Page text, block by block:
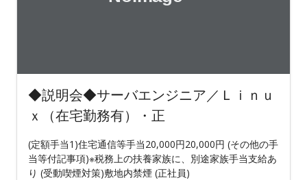
◆説明会◆サーバエンジニア／Ｌｉｎｕ
ｘ（在宅勤務有）・正
(定額手当1)住宅通信等手当20,000円20,000円 (その他の手
当等付記事項)※税務上の扶養家族に、別途家族手当支給あ
り (受動喫煙対策)敷地内禁煙 (正社員)